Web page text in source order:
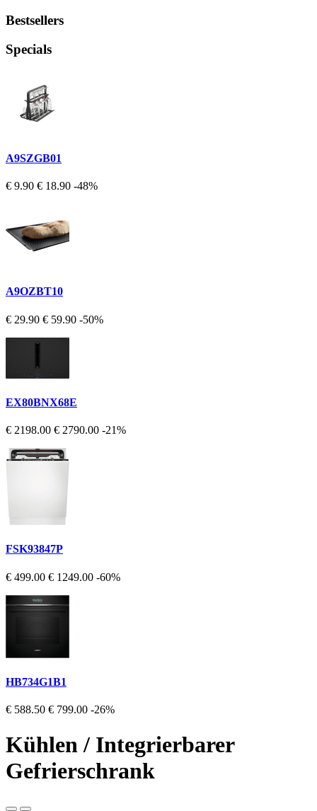
Bestsellers
Specials
A9SZGB01
€ 9.90 € 18.90 -48%
A9OZBT10
€ 29.90 € 59.90 -50%
EX80BNX68E
€ 2198.00 € 2790.00 -21%
FSK93847P
€ 499.00 € 1249.00 -60%
HB734G1B1
€ 588.50 € 799.00 -26%
Kühlen / Integrierbarer
Gefrierschrank